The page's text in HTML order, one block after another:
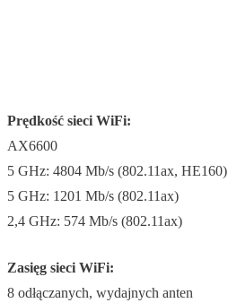
Prędkość sieci WiFi:
AX6600
5 GHz: 4804 Mb/s (802.11ax, HE160)
5 GHz: 1201 Mb/s (802.11ax)
2,4 GHz: 574 Mb/s (802.11ax)
Zasięg sieci WiFi:
8 odłączanych, wydajnych anten